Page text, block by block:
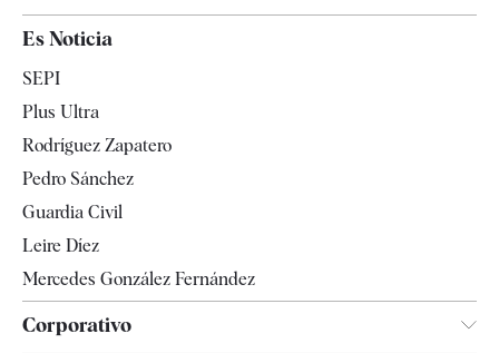
España
Televisión
Es Noticia
SEPI
Plus Ultra
Rodríguez Zapatero
Pedro Sánchez
Guardia Civil
Leire Díez
Mercedes González Fernández
Corporativo